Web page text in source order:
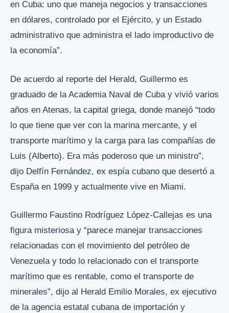
en Cuba: uno que maneja negocios y transacciones
en dólares, controlado por el Ejército, y un Estado
administrativo que administra el lado improductivo de
la economía”.
De acuerdo al reporte del Herald, Guillermo es
graduado de la Academia Naval de Cuba y vivió varios
años en Atenas, la capital griega, donde manejó “todo
lo que tiene que ver con la marina mercante, y el
transporte marítimo y la carga para las compañías de
Luis (Alberto). Era más poderoso que un ministro”,
dijo Delfín Fernández, ex espía cubano que desertó a
España en 1999 y actualmente vive en Miami.
Guillermo Faustino Rodríguez López-Callejas es una
figura misteriosa y “parece manejar transacciones
relacionadas con el movimiento del petróleo de
Venezuela y todo lo relacionado con el transporte
marítimo que es rentable, como el transporte de
minerales”, dijo al Herald Emilio Morales, ex ejecutivo
de la agencia estatal cubana de importación y